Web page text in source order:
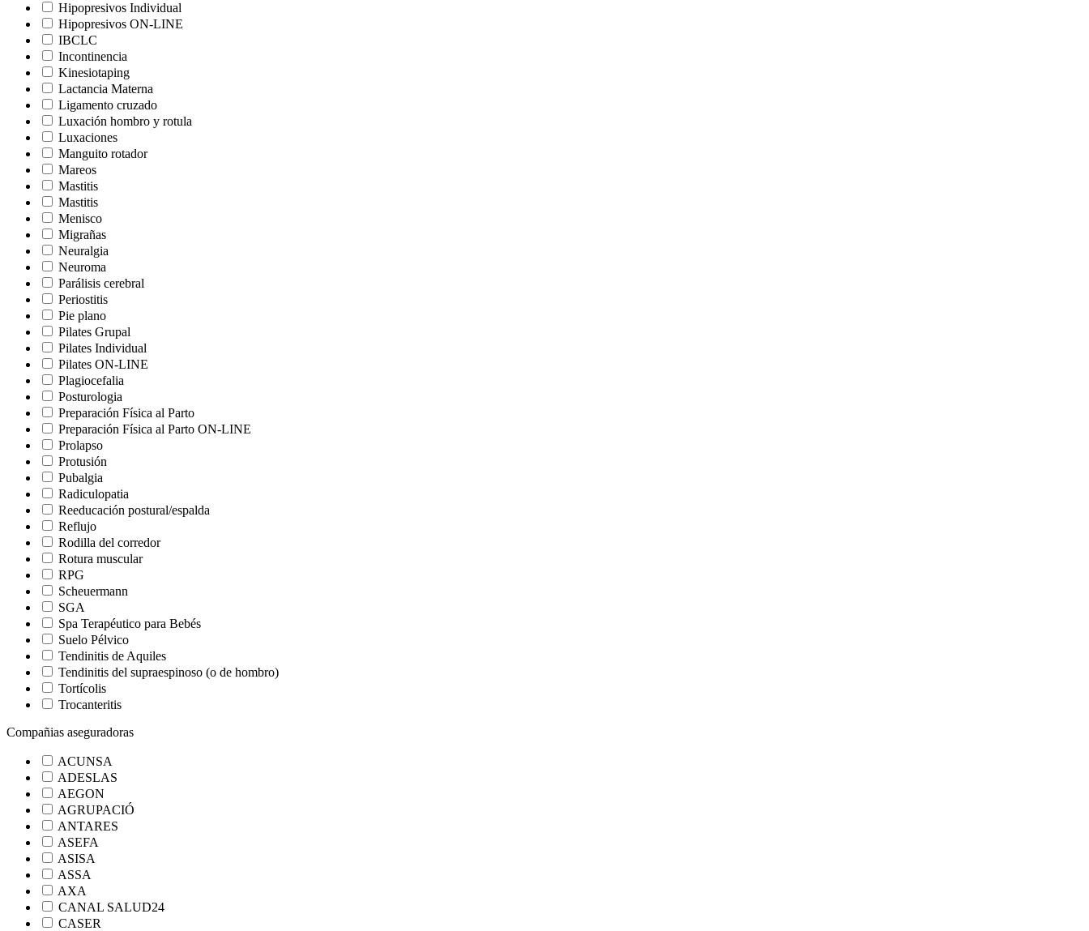
Hipopresivos Individual
Hipopresivos ON-LINE
IBCLC
Incontinencia
Kinesiotaping
Lactancia Materna
Ligamento cruzado
Luxación hombro y rotula
Luxaciones
Manguito rotador
Mareos
Mastitis
Mastitis
Menisco
Migrañas
Neuralgia
Neuroma
Parálisis cerebral
Periostitis
Pie plano
Pilates Grupal
Pilates Individual
Pilates ON-LINE
Plagiocefalia
Posturologia
Preparación Física al Parto
Preparación Física al Parto ON-LINE
Prolapso
Protusión
Pubalgia
Radiculopatia
Reeducación postural/espalda
Reflujo
Rodilla del corredor
Rotura muscular
RPG
Scheuermann
SGA
Spa Terapéutico para Bebés
Suelo Pélvico
Tendinitis de Aquiles
Tendinitis del supraespinoso (o de hombro)
Tortícolis
Trocanteritis
Compañias aseguradoras
ACUNSA
ADESLAS
AEGON
AGRUPACIÓ
ANTARES
ASEFA
ASISA
ASSA
AXA
CANAL SALUD24
CASER